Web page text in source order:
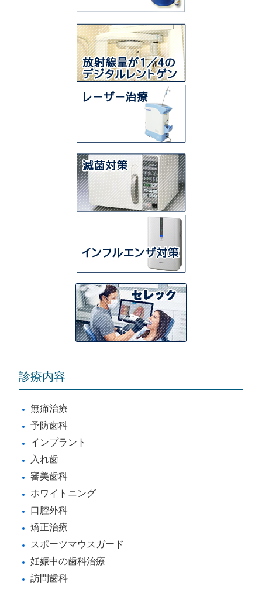
診療内容
無痛治療
予防歯科
インプラント
入れ歯
審美歯科
ホワイトニング
口腔外科
矯正治療
スポーツマウスガード
妊娠中の歯科治療
訪問歯科